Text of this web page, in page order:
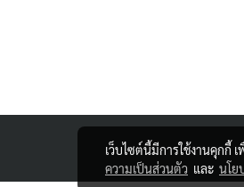
เว็บไซต์นี้มีการใช้งานคุกกี้
ความเป็นส่วนตัว และ นโย